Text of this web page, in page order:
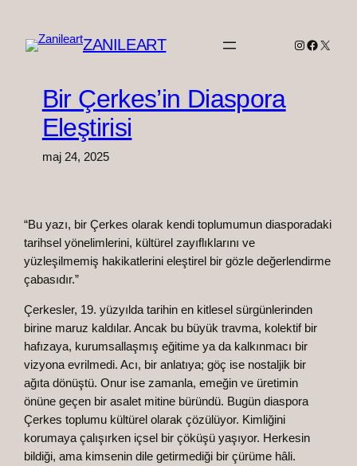
indhold
ZANILEART Instagram
X
Bir Çerkes’in Diaspora
Eleştirisi
maj 24, 2025
“Bu yazı, bir Çerkes olarak kendi toplumumun diasporadaki
tarihsel yönelimlerini, kültürel zayıflıklarını ve
yüzleşilmemiş hakikatlerini eleştirel bir gözle değerlendirme
çabasıdır.”
Çerkesler, 19. yüzyılda tarihin en kitlesel sürgünlerinden
birine maruz kaldılar. Ancak bu büyük travma, kolektif bir
hafızaya, kurumsallaşmış eğitime ya da kalkınmacı bir
vizyona evrilmedi. Acı, bir anlatıya; göç ise nostaljik bir
ağıta dönüştü. Onur ise zamanla, emeğin ve üretimin
önüne geçen bir asalet mitine büründü. Bugün diaspora
Çerkes toplumu kültürel olarak çözülüyor. Kimliğini
korumaya çalışırken içsel bir çöküşü yaşıyor. Herkesin
bildiği, ama kimsenin dile getirmediği bir çürüme hâli.